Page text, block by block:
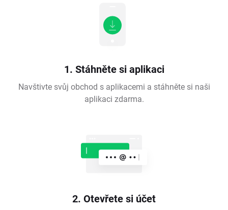
1. Stáhněte si aplikaci
Navštivte svůj obchod s aplikacemi a stáhněte si naši
aplikaci zdarma.
2. Otevřete si účet